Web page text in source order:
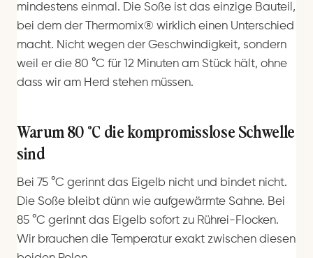
mindestens einmal. Die Soße ist das einzige Bauteil,
bei dem der Thermomix® wirklich einen Unterschied
macht. Nicht wegen der Geschwindigkeit, sondern
weil er die 80 °C für 12 Minuten am Stück hält, ohne
dass wir am Herd stehen müssen.
Warum 80 °C die kompromisslose Schwelle
sind
Bei 75 °C gerinnt das Eigelb nicht und bindet nicht.
Die Soße bleibt dünn wie aufgewärmte Sahne. Bei
85 °C gerinnt das Eigelb sofort zu Rührei-Flocken.
Wir brauchen die Temperatur exakt zwischen diesen